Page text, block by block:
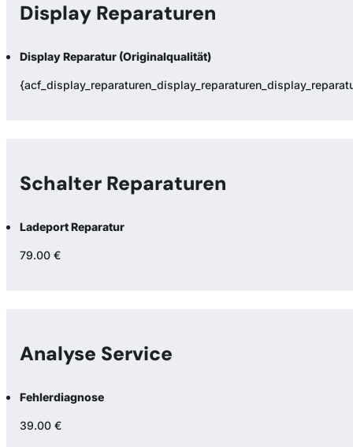
Display Reparaturen
Display Reparatur (Originalqualität)
Schalter Reparaturen
Ladeport Reparatur
79.00 €
Analyse Service
Fehlerdiagnose
39.00 €